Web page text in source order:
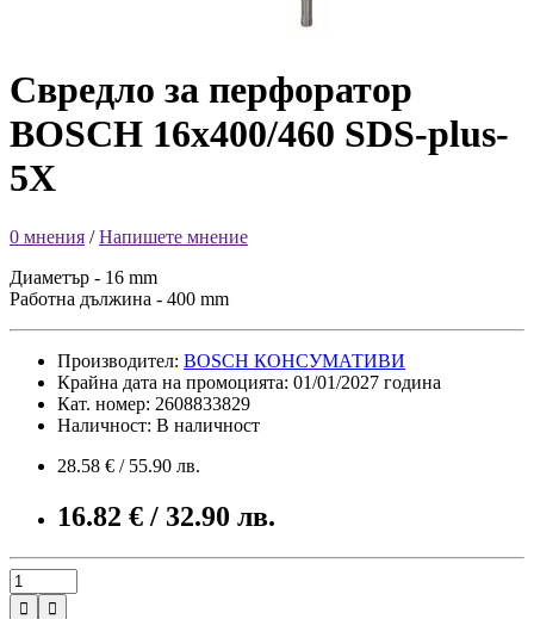
Свредло за перфоратор
BOSCH 16x400/460 SDS-plus-
5Х
0 мнения /Напишете мнение
Диаметър - 16 mm
Работна дължина - 400 mm
Производител: BOSCH КОНСУМАТИВИ
Крайна дата на промоцията: 01/01/2027 година
Кат. номер: 2608833829
Наличност: В наличност
28.58 € / 55.90 лв.
16.82 € / 32.90 лв.

